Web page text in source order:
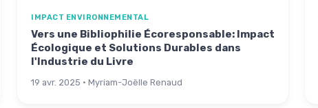
IMPACT ENVIRONNEMENTAL
Vers une Bibliophilie Écoresponsable: Impact
Écologique et Solutions Durables dans
l'Industrie du Livre
19 avr. 2025 · Myriam-Joëlle Renaud